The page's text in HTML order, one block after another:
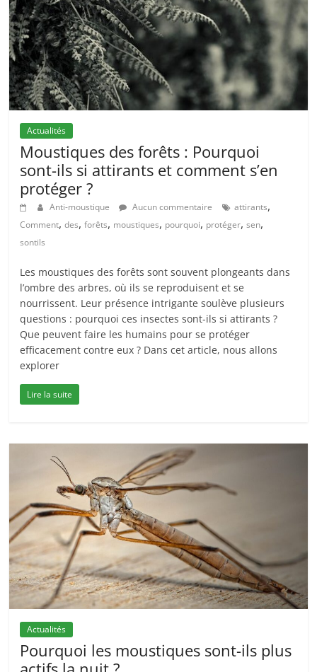
Actualités
Moustiques des forêts : Pourquoi
sont-ils si attirants et comment s’en
protéger ?
Anti-moustique Aucun commentaire attirants,
Comment,des,forêts, moustiques, pourquoi, protéger,sen,
sontils
Les moustiques des forêts sont souvent plongeants dans
l’ombre des arbres, où ils se reproduisent et se
nourrissent. Leur présence intrigante soulève plusieurs
questions : pourquoi ces insectes sont-ils si attirants ?
Que peuvent faire les humains pour se protéger
efficacement contre eux ? Dans cet article, nous allons
explorer
Lire la suite
Actualités
Pourquoi les moustiques sont-ils plus